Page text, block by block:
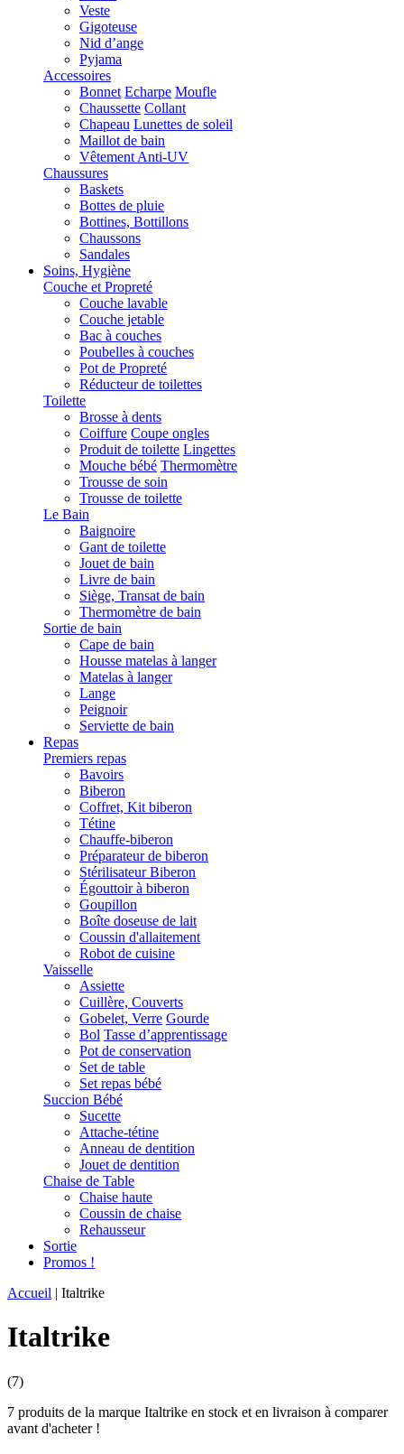
Veste
Gigoteuse
Nid d’ange
Pyjama
Accessoires
Bonnet Echarpe Moufle
Chaussette Collant
Chapeau Lunettes de soleil
Maillot de bain
Vêtement Anti-UV
Chaussures
Baskets
Bottes de pluie
Bottines, Bottillons
Chaussons
Sandales
Soins, Hygiène
Couche et Propreté
Couche lavable
Couche jetable
Bac à couches
Poubelles à couches
Pot de Propreté
Réducteur de toilettes
Toilette
Brosse à dents
Coiffure Coupe ongles
Produit de toilette Lingettes
Mouche bébé Thermomètre
Trousse de soin
Trousse de toilette
Le Bain
Baignoire
Gant de toilette
Jouet de bain
Livre de bain
Siège, Transat de bain
Thermomètre de bain
Sortie de bain
Cape de bain
Housse matelas à langer
Matelas à langer
Lange
Peignoir
Serviette de bain
Repas
Premiers repas
Bavoirs
Biberon
Coffret, Kit biberon
Tétine
Chauffe-biberon
Préparateur de biberon
Stérilisateur Biberon
Égouttoir à biberon
Goupillon
Boîte doseuse de lait
Coussin d'allaitement
Robot de cuisine
Vaisselle
Assiette
Cuillère, Couverts
Gobelet, Verre Gourde
Bol Tasse d’apprentissage
Pot de conservation
Set de table
Set repas bébé
Succion Bébé
Sucette
Attache-tétine
Anneau de dentition
Jouet de dentition
Chaise de Table
Chaise haute
Coussin de chaise
Rehausseur
Sortie
Promos !
Accueil | Italtrike
Italtrike
(7)
7 produits de la marque Italtrike en stock et en livraison à comparer
avant d'acheter !